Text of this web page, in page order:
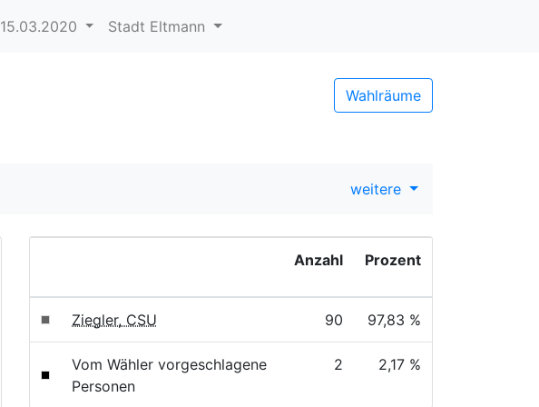
15.03.2020 Stadt Eltmann
Wahlräume
weitere
Anzahl Prozent
Ziegler, CSU 90 97,83 %
Vom Wähler vorgeschlagene
Personen
2 2,17 %